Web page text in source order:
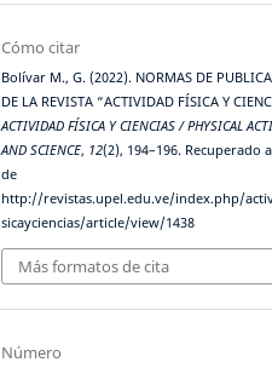
Cómo citar
Bolívar M., G. (2022). NORMAS DE
DE LA REVISTA “ACTIVIDAD FÍSICA Y
ACTIVIDAD FÍSICA Y CIENCIAS / PHYSICAL
AND SCIENCE, 12(2), 194–196. Recuperado
de
http://revistas.upel.edu.ve/index.php/
sicayciencias/article/view/1438
Más formatos de cita
Número